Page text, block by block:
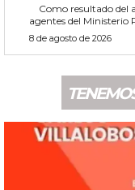
agentes del Ministerio
8 de agosto de 2026